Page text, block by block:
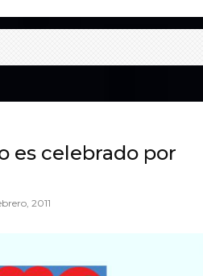
es celebrado por
2011